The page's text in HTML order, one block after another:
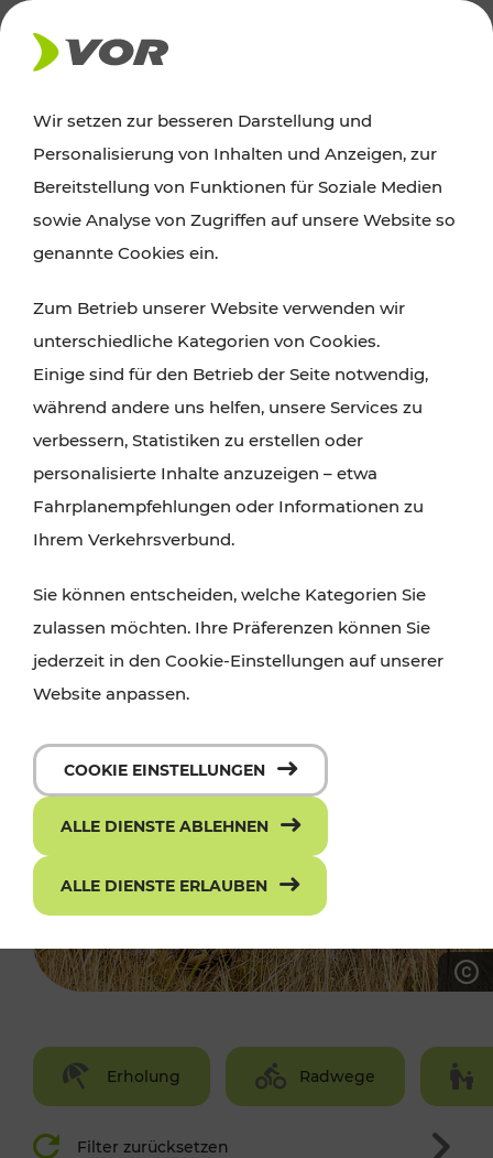
AKTUELLES
Ausflugstipps
Wien, Niederösterreich und das Burgenland
Wanderungen, Kultur und Gastronomie,
Radtouren oder purer Naturgenuss – viele
Attraktionen sind mit den Ticket- und Fahrplan-
Angeboten des VOR gut und schnell erreichbar.
Erholung Radwege
Filter zurücksetzen
Wir setzen zur besseren Darstellung und
Personalisierung von Inhalten und Anzeigen, zur
Bereitstellung von Funktionen für Soziale Medien
sowie Analyse von Zugriffen auf unsere Website so
genannte Cookies ein.
Zum Betrieb unserer Website verwenden wir
unterschiedliche Kategorien von Cookies.
Einige sind für den Betrieb der Seite notwendig,
während andere uns helfen, unsere Services zu
verbessern, Statistiken zu erstellen oder
personalisierte Inhalte anzuzeigen – etwa
Fahrplanempfehlungen oder Informationen zu
Ihrem Verkehrsverbund.
Sie können entscheiden, welche Kategorien Sie
zulassen möchten. Ihre Präferenzen können Sie
jederzeit in den Cookie-Einstellungen auf unserer
Website anpassen.
COOKIE EINSTELLUNGEN
ALLE DIENSTE ABLEHNEN
ALLE DIENSTE ERLAUBEN